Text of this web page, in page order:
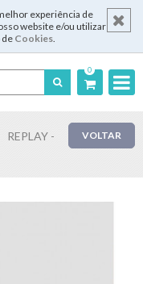
experiência de
website e/ou utilizar
de Cookies.
0
VOLTAR
REPLAY -